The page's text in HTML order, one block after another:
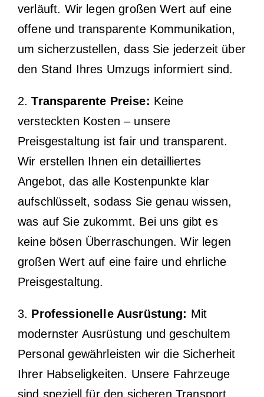
verläuft. Wir legen großen Wert auf eine
offene und transparente Kommunikation,
um sicherzustellen, dass Sie jederzeit über
den Stand Ihres Umzugs informiert sind.
2.Transparente Preise: Keine
versteckten Kosten – unsere
Preisgestaltung ist fair und transparent.
Wir erstellen Ihnen ein detailliertes
Angebot, das alle Kostenpunkte klar
aufschlüsselt, sodass Sie genau wissen,
was auf Sie zukommt. Bei uns gibt es
keine bösen Überraschungen. Wir legen
großen Wert auf eine faire und ehrliche
Preisgestaltung.
3. Professionelle Ausrüstung: Mit
modernster Ausrüstung und geschultem
Personal gewährleisten wir die Sicherheit
Ihrer Habseligkeiten. Unsere Fahrzeuge
sind speziell für den sicheren Transport